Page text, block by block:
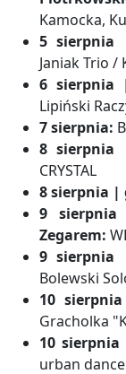
Kamocka,
5 sierpnia
Janiak Trio /
6 sierpnia
Lipiński
7 sierpnia:
8 sierpnia
CRYSTAL
8 sierpnia |
9
Zegarem:
9 sierpnia
Bolewski
10
Gracholka
10
urban